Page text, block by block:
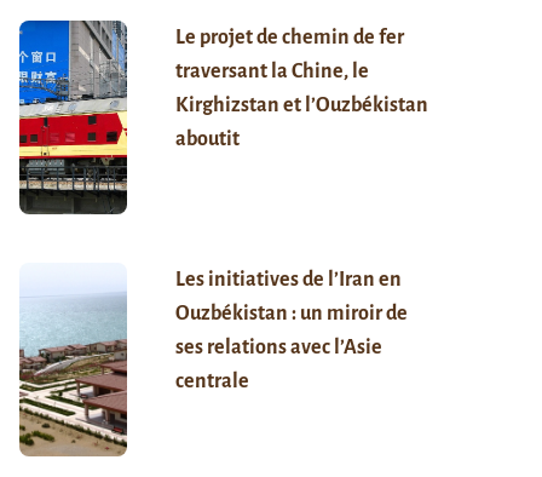
Le projet de chemin de fer
traversant la Chine, le
Kirghizstan et l’Ouzbékistan
aboutit
Les initiatives de l’Iran en
Ouzbékistan : un miroir de
ses relations avec l’Asie
centrale